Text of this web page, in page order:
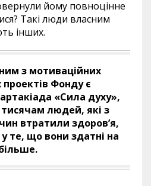
йому повноцінне
Такі люди власним
інших.
з мотиваційних
проектів Фонду є
«Сила духу»,
людей, які з
втратили здоров’я,
те, що вони здатні на